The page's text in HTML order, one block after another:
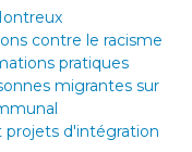
cliquant
ci-
ligne,
contre le racisme
pratiques
migrantes sur
projets d'intégration